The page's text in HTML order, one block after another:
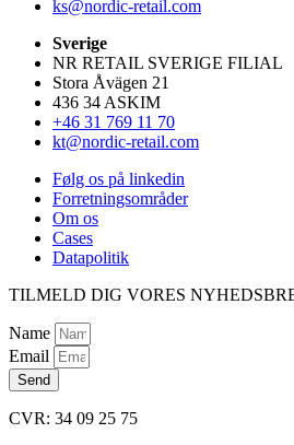
ks@nordic-retail.com
Sverige
NR RETAIL SVERIGE FILIAL
Stora Åvägen 21
436 34 ASKIM
+46 31 769 11 70
kt@nordic-retail.com
Følg os på linkedin
Forretningsområder
Om os
Cases
Datapolitik
TILMELD DIG VORES
Name
Email
Send
CVR: 34 09 25 75